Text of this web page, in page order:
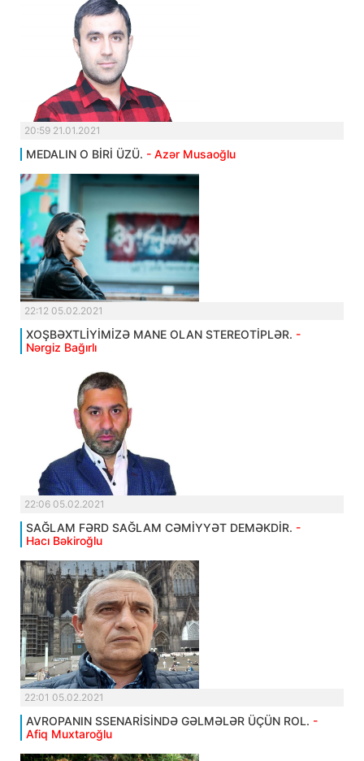
20:59 21.01.2021
MEDALIN O BİRİ ÜZÜ. - Azər Musaoğlu
22:12 05.02.2021
XOŞBƏXTLİYİMİZƏ MANE OLAN STEREOTİPLƏR. -
Nərgiz Bağırlı
22:06 05.02.2021
SAĞLAM FƏRD SAĞLAM CƏMİYYƏT DEMƏKDİR. -
Hacı Bəkiroğlu
22:01 05.02.2021
AVROPANIN SSENARİSİNDƏ GƏLMƏLƏR ÜÇÜN ROL. -
Afiq Muxtaroğlu